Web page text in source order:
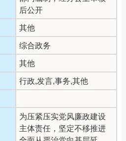
后公开
其他
综合政务
其他
行政,发言,事务,其他
为压紧压实党风廉政建设
主体责任，坚定不移推进